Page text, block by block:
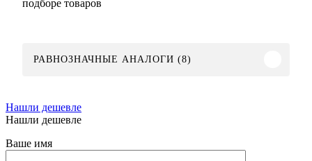
подборе товаров
РАВНОЗНАЧНЫЕ АНАЛОГИ (8)
Нашли дешевле
Нашли дешевле
Ваше имя